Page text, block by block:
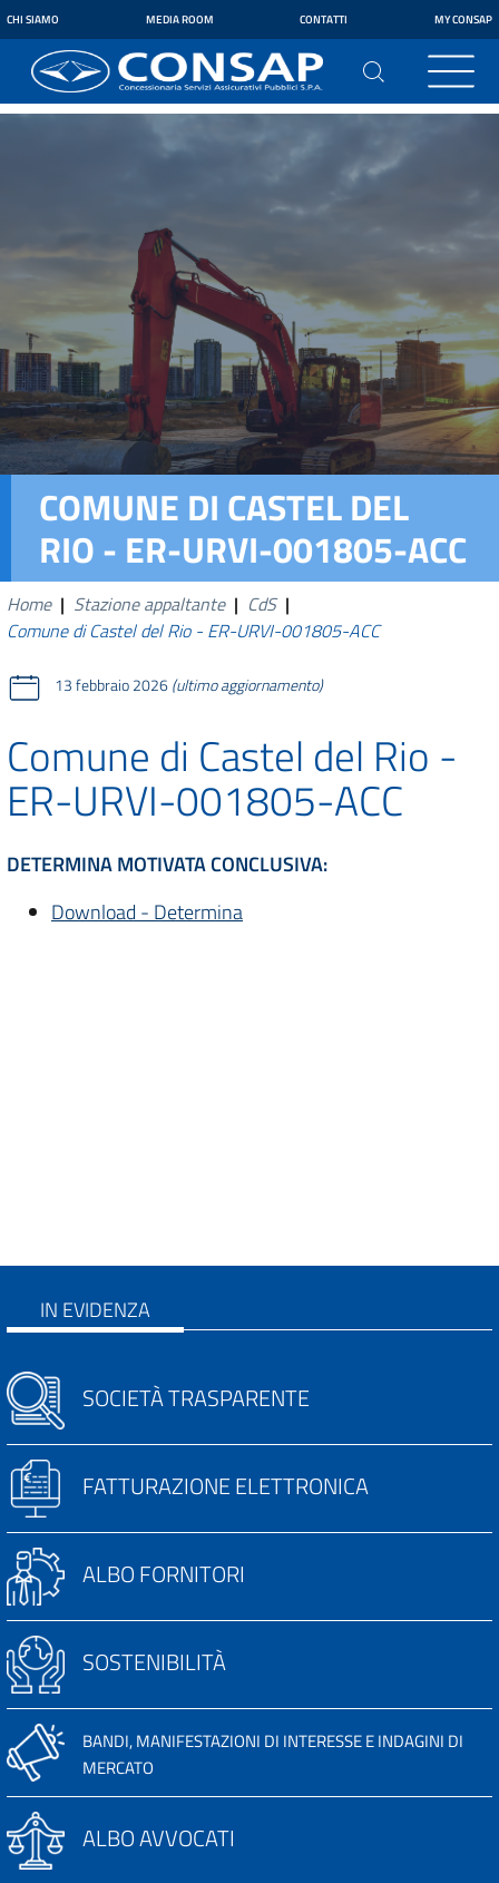
CHI SIAMO MEDIA ROOM CONTATTI MY CONSAP
COMUNE DI CASTEL DEL
RIO - ER-URVI-001805-ACC
Home | Stazione appaltante | CdS |
Comune di Castel del Rio - ER-URVI-001805-ACC
13 febbraio 2026(ultimo aggiornamento)
Comune di Castel del Rio -
ER-URVI-001805-ACC
DETERMINA MOTIVATA CONCLUSIVA:
Download - Determina
IN EVIDENZA
SOCIETÀ TRASPARENTE
FATTURAZIONE ELETTRONICA
ALBO FORNITORI
SOSTENIBILITÀ
BANDI, MANIFESTAZIONI DI INTERESSE E INDAGINI DI
MERCATO
ALBO AVVOCATI